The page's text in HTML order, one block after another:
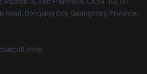
Road, Dongxing City, Guangdong Province,